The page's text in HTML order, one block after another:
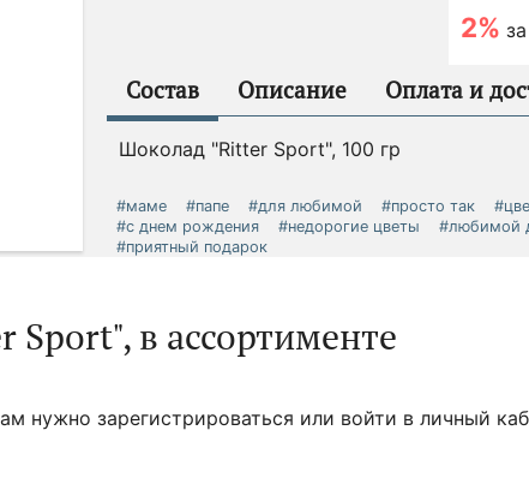
2%
Состав Описание Оплата и
Шоколад "Ritter Sport", 100 гр
#маме #папе #для любимой #просто так
#с днем рождения
#недорогие цветы
#любимой
#приятный подарок
в ассортименте
нужно зарегистрироваться или войти в личный